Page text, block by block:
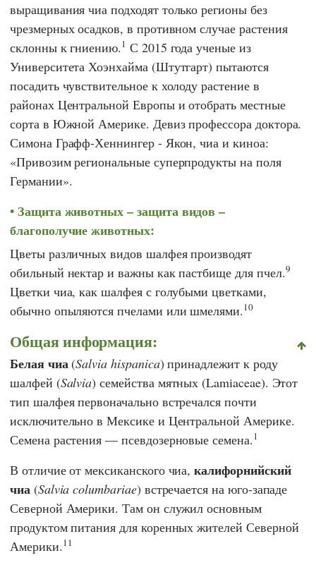
выращивания чиа подходят только регионы без
чрезмерных осадков, в противном случае растения
склонны к гниению.1 С 2015 года ученые из
Университета Хоэнхайма (Штутгарт) пытаются
посадить чувствительное к холоду растение в
районах Центральной Европы и отобрать местные
сорта в Южной Америке. Девиз профессора доктора.
Симона Графф-Хеннингер- Якон, чиа и киноа:
«Привозим региональные суперпродукты на поля
Германии».
Защита животных – защита видов –
благополучие животных:
Цветы различных видов шалфея производят
обильный нектар и важны как пастбище для пчел.9
Цветки чиа, как шалфея с голубыми цветками,
обычно опыляются пчелами или шмелями.10
Общая информация:
Белая чиа(Salvia hispanica) принадлежит к роду
шалфей (Salvia) семейства мятных (Lamiaceae). Этот
тип шалфея первоначально встречался почти
исключительно в Мексике и Центральной Америке.
Семена растения — псевдозерновые семена.1
В отличие от мексиканского чиа,калифорнийский
чиа(Salvia columbariae) встречается на юго-западе
Северной Америки. Там он служил основным
продуктом питания для коренных жителей Северной
Америки.11